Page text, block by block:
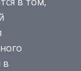
в